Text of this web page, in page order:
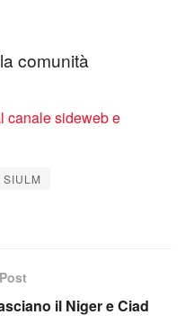
comunità
SIULM
il Niger e Ciad